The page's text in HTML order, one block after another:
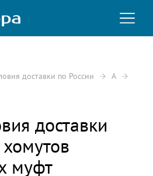
доставки по России А
доставки
муфт